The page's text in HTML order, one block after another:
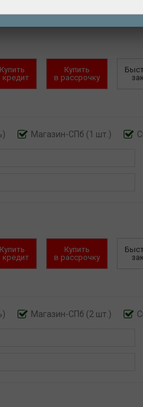
Купить
кредит
Купить
в рассрочку
Магазин-СПб (1 шт.)
Купить
кредит
Купить
в рассрочку
Магазин-СПб (2 шт.)